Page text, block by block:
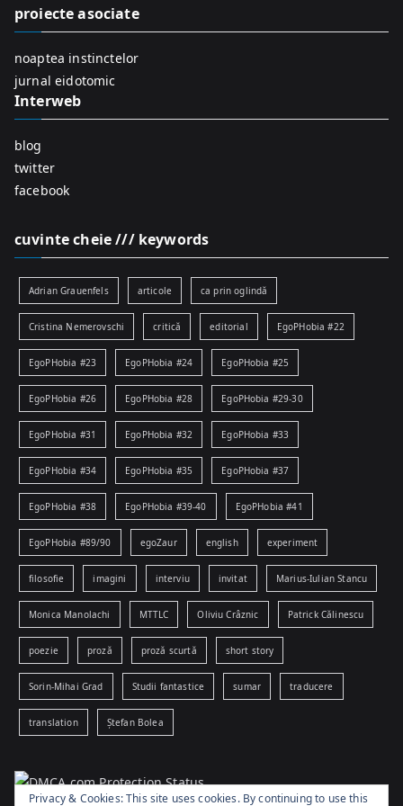
o
proiecte asociate
noaptea instinctelor
jurnal eidotomic
Interweb
blog
twitter
facebook
cuvinte cheie /// keywords
Adrian Grauenfels articole ca prin oglindă
Cristina Nemerovschi critică editorial EgoPHobia #22
EgoPHobia #23 EgoPHobia #24 EgoPHobia #25
EgoPHobia #26 EgoPHobia #28 EgoPHobia #29-30
EgoPHobia #31 EgoPHobia #32 EgoPHobia #33
EgoPHobia #34 EgoPHobia #35 EgoPHobia #37
EgoPHobia #38 EgoPHobia #39-40 EgoPHobia #41
EgoPHobia #89/90 egoZaur english experiment
filosofie imagini interviu invitat Marius-Iulian Stancu
Monica Manolachi MTTLC Oliviu Crâznic Patrick Călinescu
poezie proză proză scurtă short story
Sorin-Mihai Grad Studii fantastice sumar traducere
translation Ștefan Bolea
Privacy & Cookies: This site uses cookies. By continuing to use this